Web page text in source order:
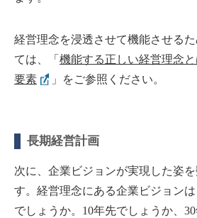
経営理念を浸透させて機能させる
ては、「 機能する正しい経営理念
要素
」をご参照ください。
長期経営計画
次に、企業ビジョンが実現した姿
す。経営理念にある企業ビジョン
でしょうか。10年先でしょうか、